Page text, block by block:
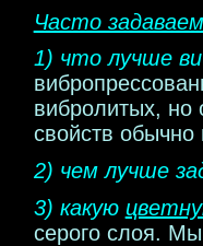
Часто
1) что лучше
вибролитых, но
свойств обычно
2) чем лучше
3) какую
серого слоя.